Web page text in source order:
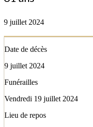
9 juillet 2024
Date de décès
9 juillet 2024
Funérailles
Vendredi 19 juillet 2024
Lieu de repos